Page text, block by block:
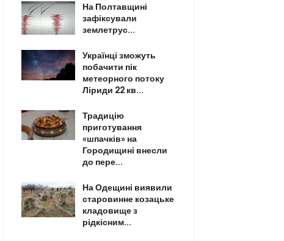
На Полтавщині
зафіксували
землетрус...
Українці зможуть
побачити пік
метеорного потоку
Ліриди 22 кв...
Традицію
приготування
«шпачків» на
Городищині внесли
до пере...
На Одещині виявили
старовинне козацьке
кладовище з
рідкісним...